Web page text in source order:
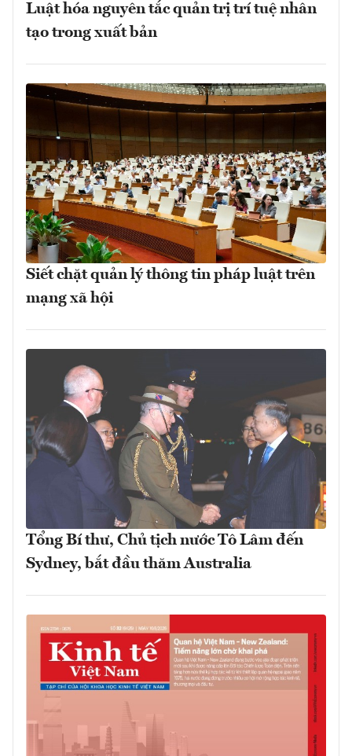
Luật hóa nguyên tắc quản trị trí tuệ nhân
tạo trong xuất bản
Siết chặt quản lý thông tin pháp luật trên
mạng xã hội
Tổng Bí thư, Chủ tịch nước Tô Lâm đến
Sydney, bắt đầu thăm Australia